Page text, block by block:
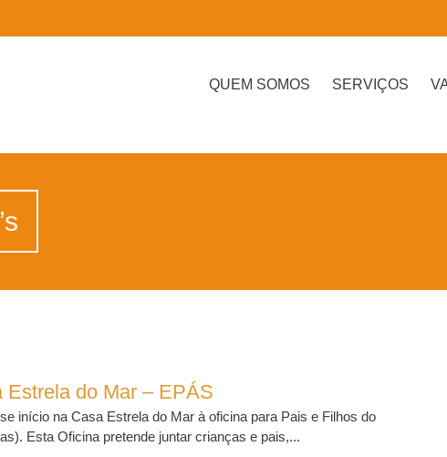
QUEM SOMOS SERVIÇOS
do Mar – EPÁS
início na Casa Estrela do Mar à oficina para Pais e Filhos do
Esta Oficina pretende juntar crianças e pais,...